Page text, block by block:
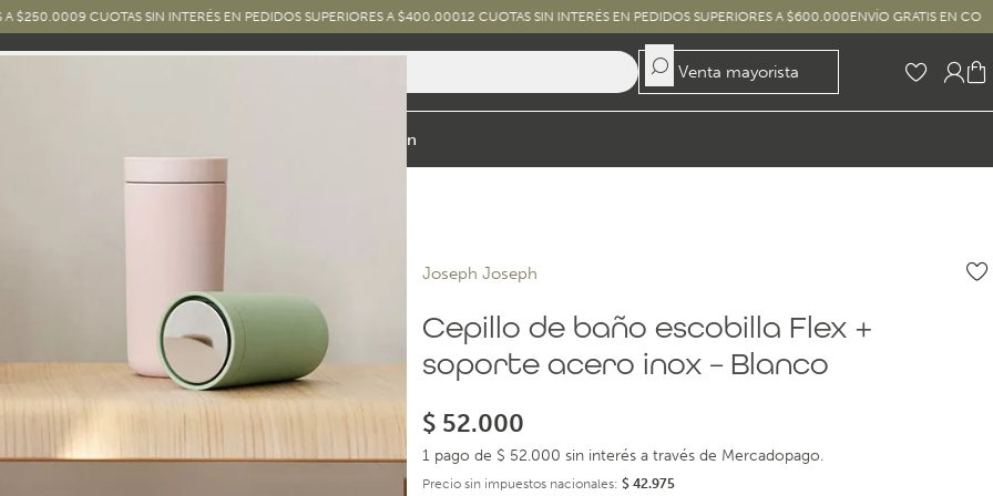
9 CUOTAS SIN INTERÉS EN PEDIDOS SUPERIORES A $400.000 12 CUOTAS SIN INTERÉS EN PEDIDOS SUPERIORES A $600.000 ENVÍO GRATIS EN COMPRAS
Venta mayorista
Inspiración
Joseph Joseph
Cepillo de baño escobilla Flex +
soporte acero inox – Blanco
$ 52.000
1 pago de $ 52.000 sin interés a través de Mercadopago.
Precio sin impuestos nacionales:$ 42.975